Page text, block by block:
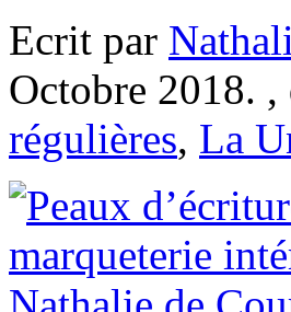
Ecrit par
Octobre 2018. ,
régulières, La